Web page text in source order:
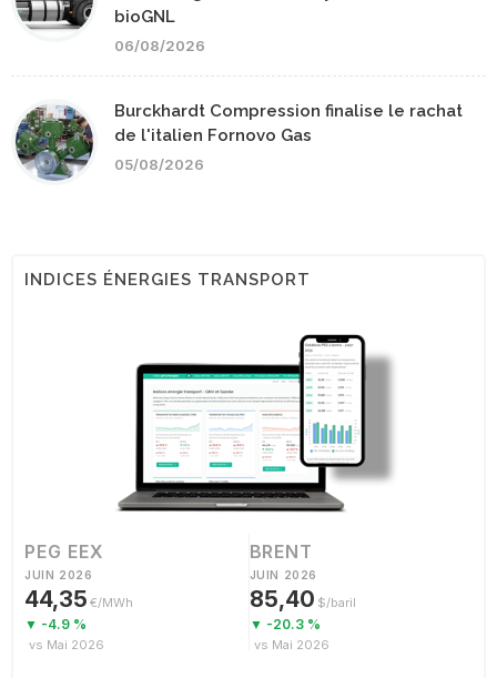
bioGNL
06/08/2026
Burckhardt Compression finalise le rachat
de l'italien Fornovo Gas
05/08/2026
INDICES ÉNERGIES TRANSPORT
PEG EEX
JUIN 2026
44,35 €/MWh
▼ -4.9 %
vs Mai 2026
BRENT
JUIN 2026
85,40 $/baril
▼ -20.3 %
vs Mai 2026